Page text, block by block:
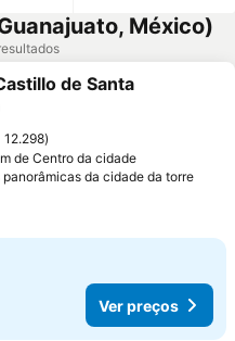
México)
aos favoritos
de Santa
12.298
de Centro da cidade
panorâmicas da cidade da torreVer
Ver preços